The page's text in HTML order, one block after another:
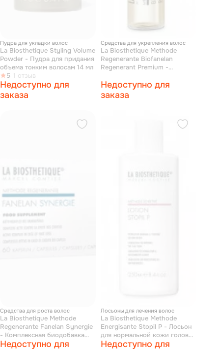
Пудра для укладки волос
La Biosthetique Styling Volume
Powder - Пудра для придания
объема тонким волосам 14 мл
5 1 отзыв
Недоступно для
заказа
Средства для укрепления волос
La Biosthetique Methode
Regenerante Biofanelan
Regenerant Premium -
волос по андрогенному типу
10 амп
Недоступно для
заказа
Средства для роста волос
La Biosthetique Methode
Regenerante Fanelan Synergie
- Комплексная биодобавка
для стимуляции роста волос
Недоступно для
Лосьоны для лечения волос
La Biosthetique Methode
Energisante Stopil P - Лосьон
для нормальной кожи головы
250 мл
Недоступно для